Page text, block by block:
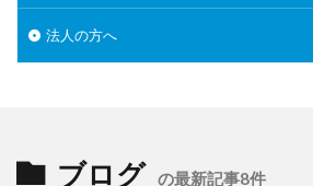
法人の方へ
ブログ の最新記事8件